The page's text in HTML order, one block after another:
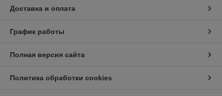
Доставка и оплата
График работы
Полная версия сайта
Политика обработки cookies